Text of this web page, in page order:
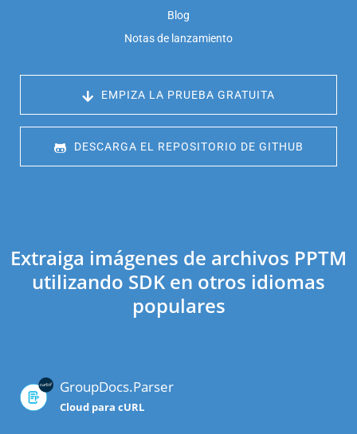
Blog
Notas de lanzamiento
EMPIZA LA PRUEBA GRATUITA
DESCARGA EL REPOSITORIO DE GITHUB
Extraiga imágenes de archivos PPTM
utilizando SDK en otros idiomas
populares
GroupDocs.Parser
Cloud para cURL